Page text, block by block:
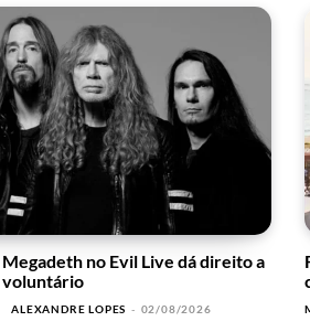
no Evil Live dá direito a
voluntário
ALEXANDRE LOPES - 02/08/2026